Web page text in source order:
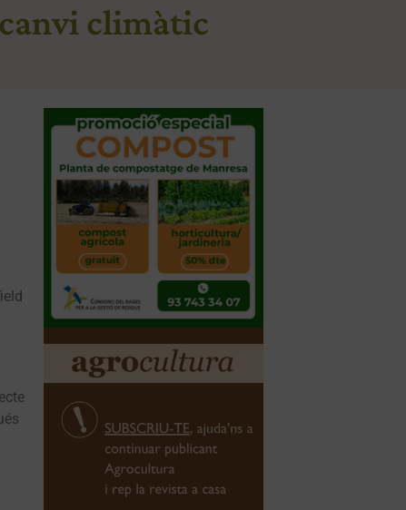
climàtic